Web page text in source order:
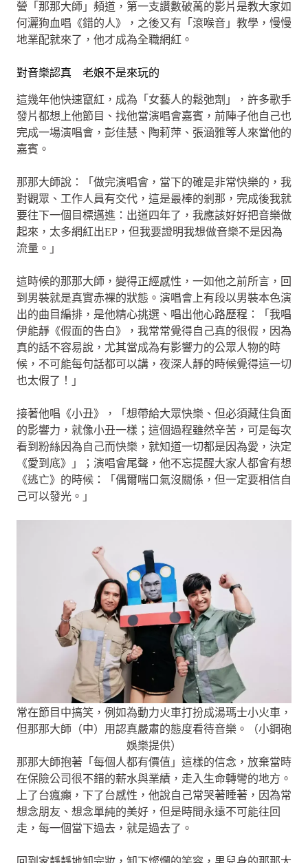
營「那那大師」頻道，第一支讚數破萬的影片是教大家如
何灑狗血唱《錯的人》，之後又有「滾喉音」教學，慢慢
地業配就來了，他才成為全職網紅。
對音樂認真 老娘不是來玩的
這幾年他快速竄紅，成為「女藝人的鬆弛劑」，許多歌手
發片都想上他節目、找他當演唱會嘉賓，前陣子他自己也
完成一場演唱會，彭佳慧、陶莉萍、張涵雅等人來當他的
嘉賓。
那那大師說：「做完演唱會，當下的確是非常快樂的，我
對觀眾、工作人員有交代，這是最棒的剎那，完成後我就
要往下一個目標邁進：出道四年了，我應該好好把音樂做
起來，太多網紅出EP，但我要證明我想做音樂不是因為
流量。」
這時候的那那大師，變得正經感性，一如他之前所言，回
到男裝就是真實赤裸的狀態。演唱會上有段以男裝本色演
出的曲目編排，是他精心挑選、唱出他心路歷程：「我唱
伊能靜《假面的告白》，我常常覺得自己真的很假，因為
真的話不容易說，尤其當成為有影響力的公眾人物的時
候，不可能每句話都可以講，夜深人靜的時候覺得這一切
也太假了！」
接著他唱《小丑》，「想帶給大眾快樂、但必須藏住負面
的影響力，就像小丑一樣；這個過程雖然辛苦，可是每次
看到粉絲因為自己而快樂，就知道一切都是因為愛，決定
《愛到底》」；演唱會尾聲，他不忘提醒大家人都會有想
《逃亡》的時候：「偶爾喘口氣沒關係，但一定要相信自
己可以發光。」
常在節目中搞笑，例如為動力火車打扮成湯瑪士小火車，
但那那大師（中）用認真嚴肅的態度看待音樂。（小鋼砲
娛樂提供）
那那大師抱著「每個人都有價值」這樣的信念，放棄當時
在保險公司很不錯的薪水與業績，走入生命轉彎的地方。
上了台瘋癲，下了台感性，他說自己常哭著睡著，因為常
想念朋友、想念單純的美好，但是時間永遠不可能往回
走，每一個當下過去，就是過去了。